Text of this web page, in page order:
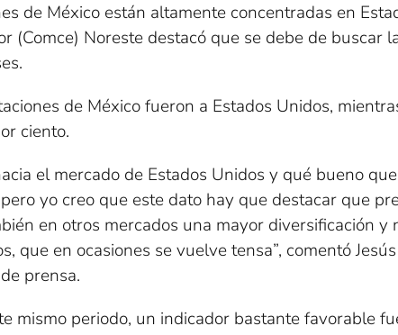
de México están altamente concentradas en
(Comce) Noreste destacó que se debe de buscar
de México fueron a Estados Unidos,
ciento.
el mercado de Estados Unidos y qué bueno
yo creo que este dato hay que destacar que
en otros mercados una mayor diversificación y
que en ocasiones se vuelve tensa”, comentó
prensa.
mismo periodo, un indicador bastante favorable